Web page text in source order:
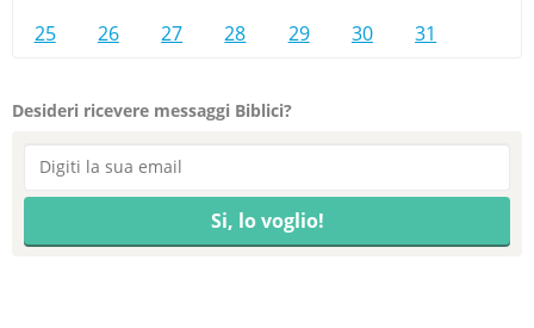
25
26 27 28 29 30 31
Desideri ricevere messaggi Biblici?